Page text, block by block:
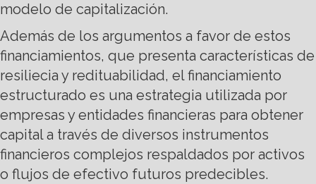
modelo de capitalización.
Además de los argumentos a favor de estos
financiamientos, que presenta características de
resiliecia y redituabilidad, el financiamiento
estructurado es una estrategia utilizada por
empresas y entidades financieras para obtener
capital a través de diversos instrumentos
financieros complejos respaldados por activos
o flujos de efectivo futuros predecibles.